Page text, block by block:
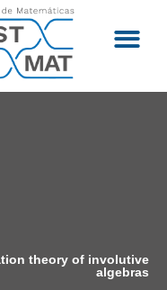
theory of involutive
algebras